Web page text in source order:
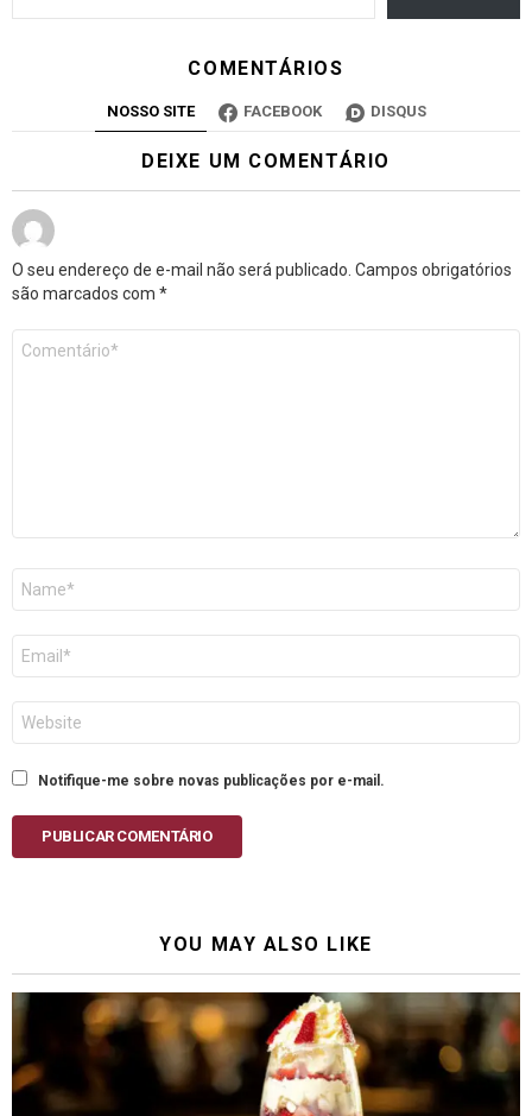
COMENTÁRIOS
NOSSO SITE FACEBOOK DISQUS
DEIXE UM COMENTÁRIO
O seu endereço de e-mail não será publicado. Campos obrigatórios
são marcados com *
mail
Notifique-me sobre novas publicações por e-mail.
PUBLICAR COMENTÁRIO
YOU MAY ALSO LIKE